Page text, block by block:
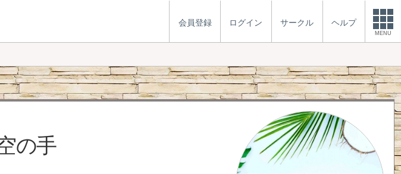
会員登録 ログイン サークル ヘルプ
MENU
の手